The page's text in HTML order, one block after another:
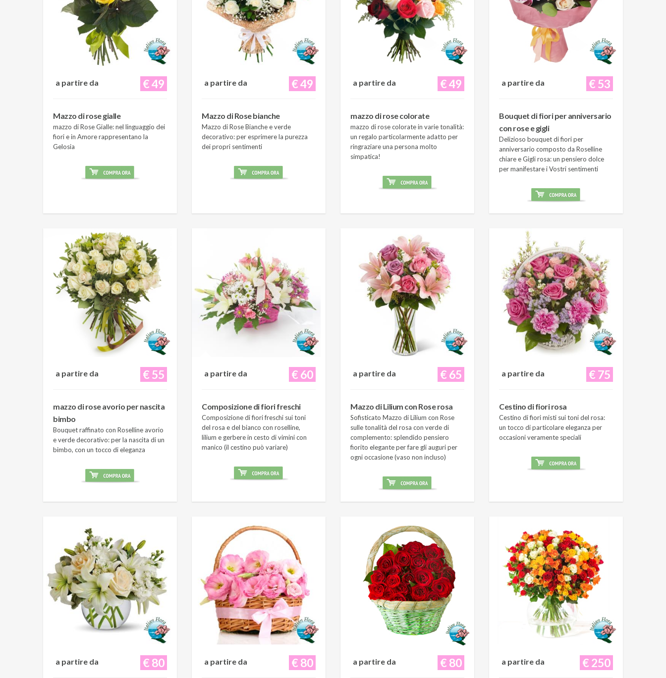
€ 49
a partire da
Mazzo di rose gialle
mazzo di Rose Gialle: nel linguaggio dei
fiori e in Amore rappresentano la
Gelosia
€ 49
a partire da
Mazzo di Rose bianche
Mazzo di Rose Bianche e verde
decorativo: per esprimere la purezza
dei propri sentimenti
€ 49
a partire da
mazzo di rose colorate
mazzo di rose colorate in varie tonalità:
un regalo particolarmente adatto per
ringraziare una persona molto
simpatica!
€ 53
a partire da
Bouquet di fiori per anniversario
con rose e gigli
Delizioso bouquet di fiori per
anniversario composto da Roselline
chiare e Gigli rosa: un pensiero dolce
per manifestare i Vostri sentimenti
€ 55
a partire da
mazzo di rose avorio per nascita
bimbo
Bouquet raffinato con Roselline avorio
e verde decorativo: per la nascita di un
bimbo, con un tocco di eleganza
€ 60
a partire da
Composizione di fiori freschi
Composizione di fiori freschi sui toni
del rosa e del bianco con roselline,
lilium e gerbere in cesto di vimini con
manico (il cestino può variare)
€ 65
a partire da
Mazzo di Lilium con Rose rosa
Sofisticato Mazzo di Lilium con Rose
sulle tonalità del rosa con verde di
complemento: splendido pensiero
fiorito elegante per fare gli auguri per
ogni occasione (vaso non incluso)
€ 75
a partire da
Cestino di fiori rosa
Cestino di fiori misti sui toni del rosa:
un tocco di particolare eleganza per
occasioni veramente speciali
€ 80
a partire da € 80
a partire da € 80
a partire da € 250
a partire da